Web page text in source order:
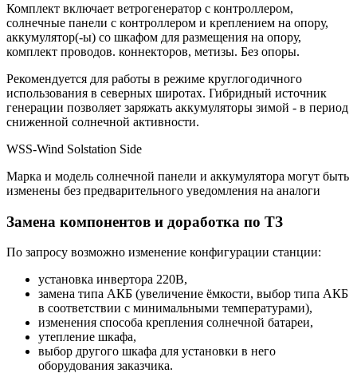
Комплект включает ветрогенератор с контроллером,
солнечные панели с контроллером и креплением на опору,
аккумулятор(-ы) со шкафом для размещения на опору,
комплект проводов. коннекторов, метизы. Без опоры.
Рекомендуется для работы в режиме круглогодичного
использования в северных широтах. Гибридный источник
генерации позволяет заряжать аккумуляторы зимой - в период
сниженной солнечной активности.
WSS-Wind Solstation Side
Марка и модель солнечной панели и аккумулятора могут быть
изменены без предварительного уведомления на аналоги
Замена компонентов и доработка по ТЗ
По запросу возможно изменение конфигурации станции:
установка инвертора 220В,
замена типа АКБ (увеличение ёмкости, выбор типа АКБ
в соответствии с минимальными температурами),
изменения способа крепления солнечной батареи,
утепление шкафа,
выбор другого шкафа для установки в него
оборудования заказчика.